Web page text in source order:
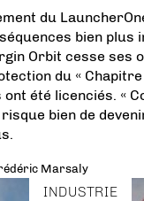
du
bien plus
Orbit cesse ses
du «
été licenciés. «
bien de
Marsaly
INDUSTRIE